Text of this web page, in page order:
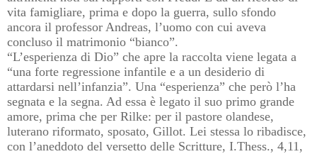
vita famigliare, prima e dopo la guerra, sullo sfondo
ancora il professor Andreas, l’uomo con cui aveva
concluso il matrimonio “bianco”.
“L’esperienza di Dio” che apre la raccolta viene legata a
“una forte regressione infantile e a un desiderio di
attardarsi nell’infanzia”. Una “esperienza” che però l’ha
segnata e la segna. Ad essa è legato il suo primo grande
amore, prima che per Rilke: per il pastore olandese,
luterano riformato, sposato, Gillot. Lei stessa lo ribadisce,
con l’aneddoto del versetto delle Scritture, I.Thess., 4,11,